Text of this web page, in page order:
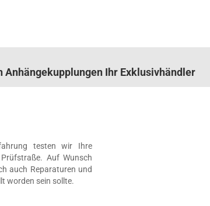
Ihr Exklusivhändler
testen wir Ihre
Auf Wunsch
auch Reparaturen und
worden sein sollte.